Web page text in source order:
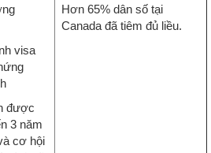
visa
được
3 năm
cơ hội
Hơn 65% dân số tại
Canada đã tiêm đủ liều.